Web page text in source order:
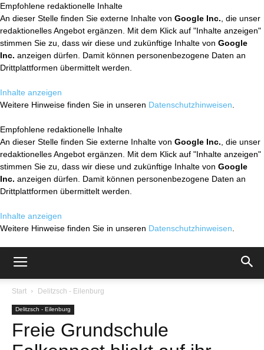
Empfohlene redaktionelle Inhalte
An dieser Stelle finden Sie externe Inhalte von Google Inc. , die unser
redaktionelles Angebot ergänzen. Mit dem Klick auf "Inhalte anzeigen"
stimmen Sie zu, dass wir diese und zukünftige Inhalte von Google
Inc. anzeigen dürfen. Damit können personenbezogene Daten an
Drittplattformen übermittelt werden.
Inhalte anzeigen
Weitere Hinweise finden Sie in unseren Datenschutzhinweisen
Empfohlene redaktionelle Inhalte
An dieser Stelle finden Sie externe Inhalte von Google Inc. , die unser
redaktionelles Angebot ergänzen. Mit dem Klick auf "Inhalte anzeigen"
stimmen Sie zu, dass wir diese und zukünftige Inhalte von Google
Inc. anzeigen dürfen. Damit können personenbezogene Daten an
Drittplattformen übermittelt werden.
Inhalte anzeigen
Weitere Hinweise finden Sie in unseren Datenschutzhinweisen
Start Delitzsch - Eilenburg
Delitzsch - Eilenburg
Freie Grundschule